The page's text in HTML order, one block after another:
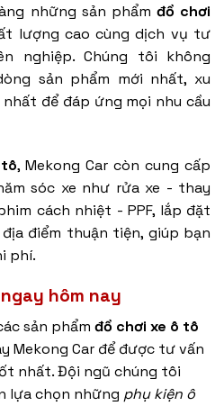
những sản phẩm đồ chơi
lượng cao cùng dịch vụ tư
nghiệp. Chúng tôi không
sản phẩm mới nhất, xu
để đáp ứng mọi nhu cầu
, Mekong Car còn cung cấp
sóc xe như rửa xe - thay
cách nhiệt - PPF, lắp đặt
điểm thuận tiện, giúp bạn
phí.
hôm nay
sản phẩm đồ chơi xe ô tô
Mekong Car để được tư vấn
nhất. Đội ngũ chúng tôi
lựa chọn những phụ kiện ô